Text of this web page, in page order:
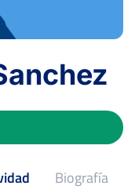
Biografía